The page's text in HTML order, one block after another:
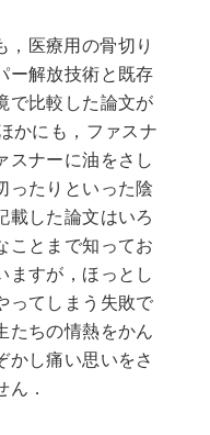
，医療用の骨切り
ー解放技術と既存
で比較した論文が
かにも，ファスナ
スナーに油をさし
ったりといった陰
載した論文はいろ
ことまで知ってお
ますが，ほっとし
ってしまう失敗で
たちの情熱をかん
かし痛い思いをさ
．